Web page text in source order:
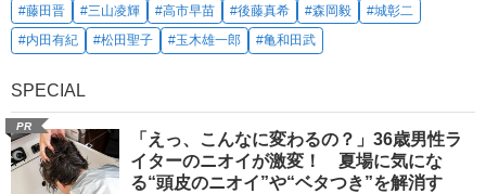
#藤田晋 #三山凌輝 #高市早苗 #後藤真希 #森岡毅
#城彰二
#内田有紀
#松田聖子 #玉木雄一郎 #亀和田武
SPECIAL
PR
「えっ、こんなに変わるの？」36歳男性ラ
イターのニオイが激変！ 夏場に気にな
る“頭皮のニオイ”や“ベタつき”を解消す